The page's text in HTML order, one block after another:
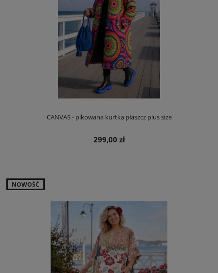
CANVAS - pikowana kurtka płaszcz plus size
299,00 zł
NOWOŚĆ